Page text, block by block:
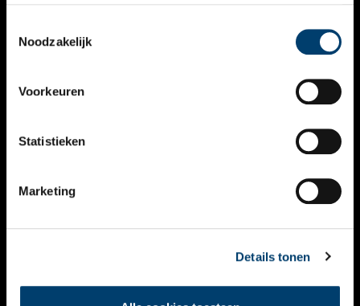
Noodzakelijk
Voorkeuren
Statistieken
Marketing
Details tonen
VERHALEN
KALENDER
THEMA’S
VIDEO’S
CONTACT